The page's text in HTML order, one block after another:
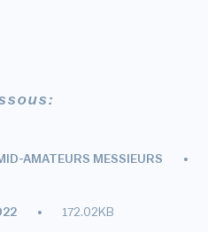
AMATEURS MESSIEURS
172.02KB